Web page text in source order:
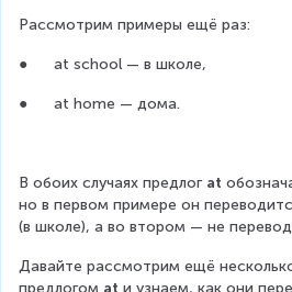
Рассмотрим примеры ещё раз:
●      at school — в школе,
●      at home — дома.
В обоих случаях предлог at
но в первом примере он
(в школе), а во втором — не
Давайте рассмотрим ещё
предлогом at и узнаем, как они